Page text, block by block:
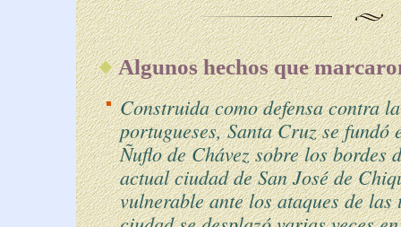
Algunos hechos que
Construida como defensa contra
portugueses, Santa Cruz se
Ñuflo de Chávez sobre los
actual ciudad de San José de
vulnerable ante los ataques de